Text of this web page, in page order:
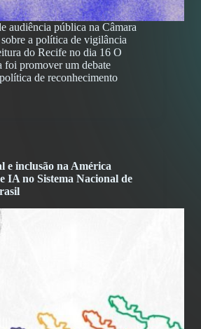
audiência pública na Câmara
a política de vigilância
do Recife no dia 16 O
foi promover um debate
de reconhecimento
e inclusão na América
IA no Sistema Nacional de